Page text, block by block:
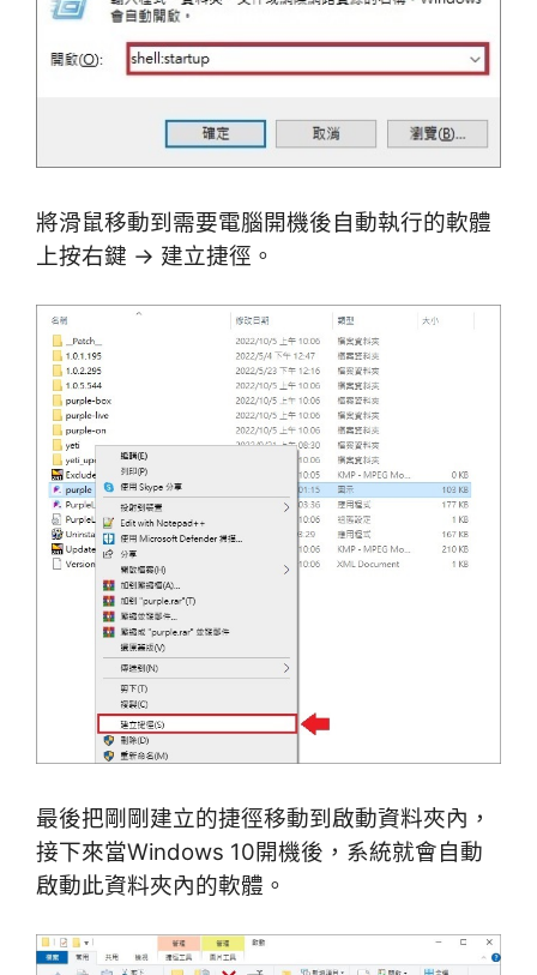
將滑鼠移動到需要電腦開機後自動執行的軟體
上按右鍵 → 建立捷徑。
最後把剛剛建立的捷徑移動到啟動資料夾內，
接下來當Windows 10開機後，系統就會自動
啟動此資料夾內的軟體。